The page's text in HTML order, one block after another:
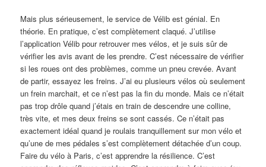
Mais plus sérieusement, le service de Vélib est génial. En
théorie. En pratique, c’est complètement claqué. J’utilise
l’application Vélib pour retrouver mes vélos, et je suis sûr de
vérifier les avis avant de les prendre. C’est nécessaire de vérifier
si les roues ont des problèmes, comme un pneu crevée. Avant
de partir, essayez les freins. J’ai eu plusieurs vélos où seulement
un frein marchait, et ce n’est pas la fin du monde. Mais ce n’était
pas trop drôle quand j’étais en train de descendre une colline,
très vite, et mes deux freins se sont cassés. Ce n’était pas
exactement idéal quand je roulais tranquillement sur mon vélo et
qu’une de mes pédales s’est complètement détachée d’un coup.
Faire du vélo à Paris, c’est apprendre la résilience. C’est